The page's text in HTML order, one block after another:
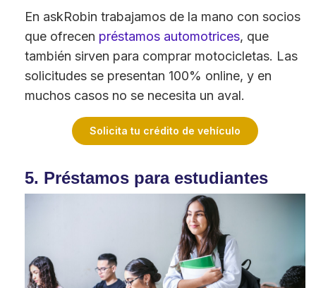
En askRobin trabajamos de la mano con socios
que ofrecen préstamos automotrices, que
también sirven para comprar motocicletas. Las
solicitudes se presentan 100% online, y en
muchos casos no se necesita un aval.
Solicita tu crédito de vehículo
5. Préstamos para estudiantes